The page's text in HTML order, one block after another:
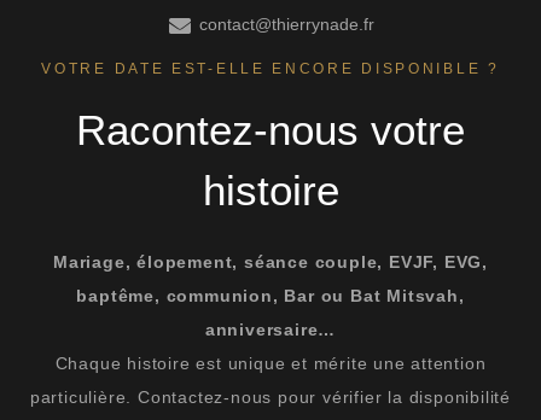
contact@thierrynade.fr
VOTRE DATE EST-ELLE ENCORE DISPONIBLE ?
Racontez-nous votre
histoire
Mariage, élopement, séance couple, EVJF, EVG,
baptême, communion, Bar ou Bat Mitsvah,
anniversaire…
Chaque histoire est unique et mérite une attention
particulière. Contactez-nous pour vérifier la disponibilité